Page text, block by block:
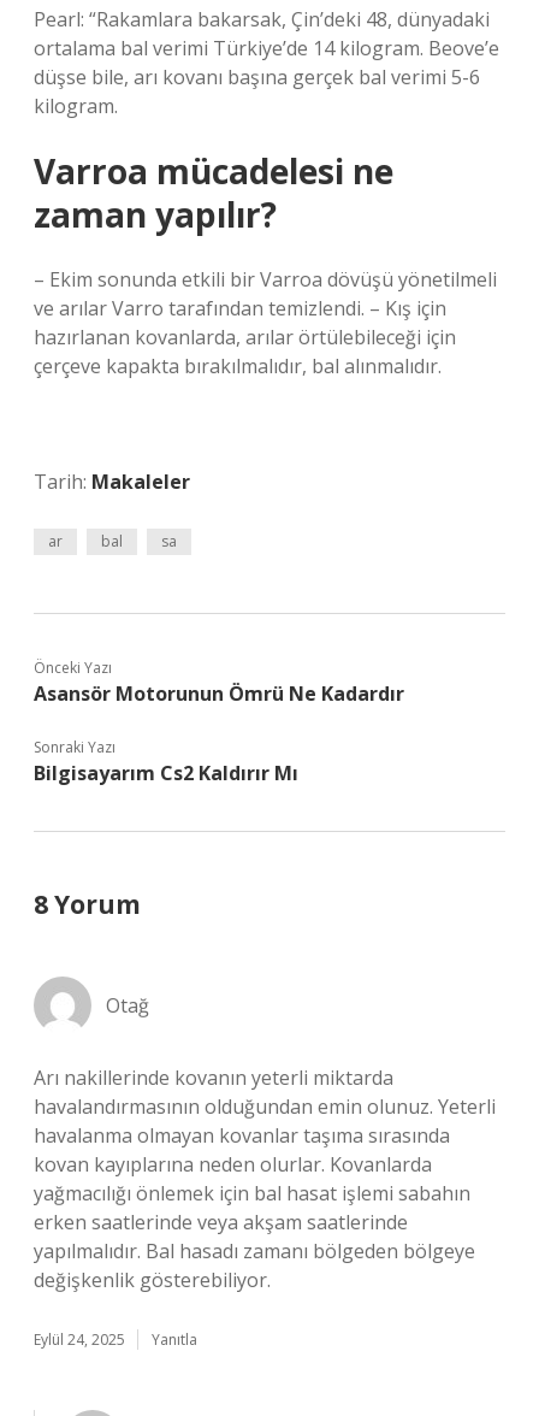
Pearl: “Rakamlara bakarsak, Çin’deki 48, dünyadaki
ortalama bal verimi Türkiye’de 14 kilogram. Beove’e
düşse bile, arı kovanı başına gerçek bal verimi 5-6
kilogram.
Varroa mücadelesi ne
zaman yapılır?
– Ekim sonunda etkili bir Varroa dövüşü yönetilmeli
ve arılar Varro tarafından temizlendi. – Kış için
hazırlanan kovanlarda, arılar örtülebileceği için
çerçeve kapakta bırakılmalıdır, bal alınmalıdır.
Tarih: Makaleler
ar bal sa
Önceki Yazı
Asansör Motorunun Ömrü Ne Kadardır
Sonraki Yazı
Bilgisayarım Cs2 Kaldırır Mı
8 Yorum
Otağ
Arı nakillerinde kovanın yeterli miktarda
havalandırmasının olduğundan emin olunuz. Yeterli
havalanma olmayan kovanlar taşıma sırasında
kovan kayıplarına neden olurlar. Kovanlarda
yağmacılığı önlemek için bal hasat işlemi sabahın
erken saatlerinde veya akşam saatlerinde
yapılmalıdır. Bal hasadı zamanı bölgeden bölgeye
değişkenlik gösterebiliyor.
Eylül 24, 2025 Yanıtla